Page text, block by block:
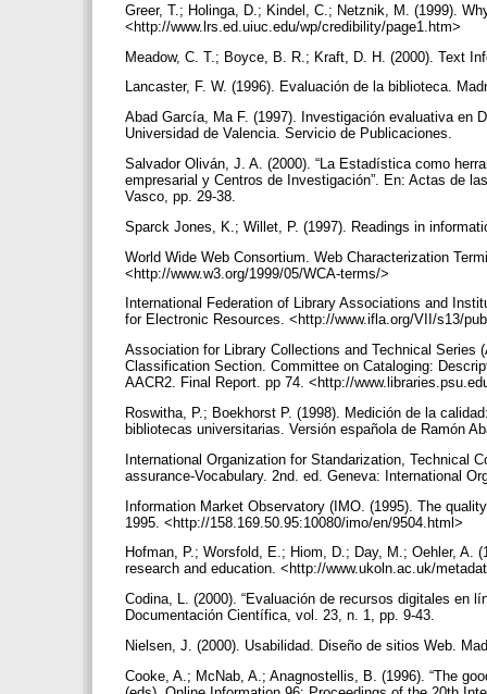
Greer, T.; Holinga, D.; Kindel, C.; Netznik, M. (1999).
<http://www.lrs.ed.uiuc.edu/wp/credibility/page1.htm>
Meadow, C. T.; Boyce, B. R.; Kraft, D. H. (2000). Text
Lancaster, F. W. (1996). Evaluación de la biblioteca.
Abad García, Ma F. (1997). Investigación evaluativa en
Universidad de Valencia. Servicio de Publicaciones.
Salvador Oliván, J. A. (2000). “La Estadística como
empresarial y Centros de Investigación”. En: Actas de
Vasco, pp. 29-38.
Sparck Jones, K.; Willet, P. (1997). Readings in
World Wide Web Consortium. Web Characterization
<http://www.w3.org/1999/05/WCA-terms/>
International Federation of Library Associations and
for Electronic Resources. <http://www.ifla.org/VII/s13/
Association for Library Collections and Technical Series
Classification Section. Committee on Cataloging:
AACR2. Final Report. pp 74. <http://
Roswitha, P.; Boekhorst P. (1998). Medición de la
bibliotecas universitarias. Versión española de Ramón
International Organization for Standarization, Technical
assurance-Vocabulary. 2nd. ed. Geneva: International
Information Market Observatory (IMO. (1995). The
1995. <http://158.169.50.95:10080/imo/en/9504.html>
Hofman, P.; Worsfold, E.; Hiom, D.; Day, M.; Oehler, A.
research and education. <http://www.ukoln.ac.uk/
Codina, L. (2000). “Evaluación de recursos digitales en
Documentación Científica, vol. 23, n. 1, pp. 9-43.
Nielsen, J. (2000). Usabilidad. Diseño de sitios Web.
Cooke, A.; McNab, A.; Anagnostellis, B. (1996). “The